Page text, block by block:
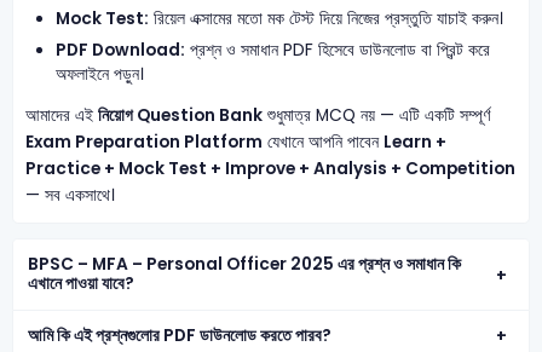
Mock Test: রিয়েল এক্সামের মতো মক টেস্ট দিয়ে নিজের প্রস্তুতি যাচাই করুন।
PDF Download: প্রশ্ন ও সমাধান PDF হিসেবে ডাউনলোড বা প্রিন্ট করে
অফলাইনে পড়ুন।
আমাদের এই নিয়োগ Question Bankশুধুমাত্র MCQ নয় — এটি একটি সম্পূর্ণ
Exam Preparation Platform যেখানে আপনি পাবেন Learn +
Practice + Mock Test + Improve + Analysis + Competition
— সব একসাথে।
BPSC – MFA – Personal Officer 2025 এর প্রশ্ন ও সমাধান কি
এখানে পাওয়া যাবে?
আমি কি এই প্রশ্নগুলোর PDF ডাউনলোড করতে পারব?